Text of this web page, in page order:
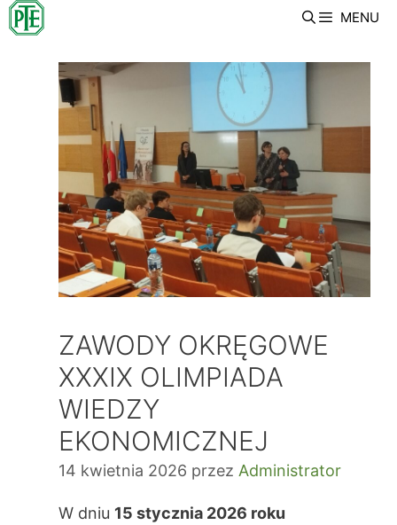
Przeskocz
do
MENU
ZAWODY OKRĘGOWE
XXXIX OLIMPIADA
WIEDZY
EKONOMICZNEJ
14 kwietnia 2026 przez Administrator
W dniu 15 stycznia 2026 roku